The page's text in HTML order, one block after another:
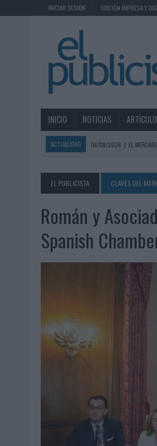
INICIAR SESIÓN EDICIÓN IMPRESA Y
INICIO NOTICIAS
ACTUALIDAD 06/08/2026 | EL
06/08/2026 | SYSTEM1 NOMBRA A
06/08/2026
FRIGO Y UNIQLO LANZAN
06/08/2026 |
LA IA ESTÁ SUBIENDO EL
05/08/2026 |
BEON WORLDWIDE LANZA
LOPESAN HOTELS &
LUIS ARQUILLOS (BURGO
04/08/2026
‘EL PARAÍSO MÁS CERCA’,
04/08/2026 | ‘LA ÚNICA CERVEZA DEL
04/08/2026
BABARIA Y MAXIBON SON
AUDIBLE REIVINDICA EL
‘VUELVE EL FÚTBOL.
MOVISTAR APELA A LA
EL PUBLICISTA CLAVES DEL
Román y
Spanish